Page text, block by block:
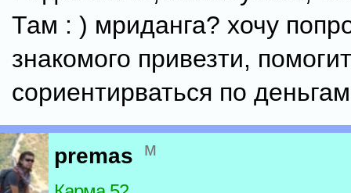
Там : ) мриданга? хочу
знакомого привезти,
сориентирваться по
premas м